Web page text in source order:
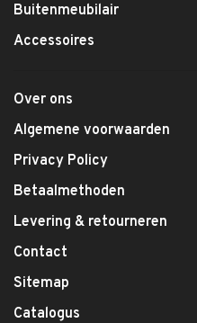
Buitenmeubilair
Accessoires
Over ons
Algemene voorwaarden
Privacy Policy
Betaalmethoden
Levering & retourneren
Contact
Sitemap
Catalogus